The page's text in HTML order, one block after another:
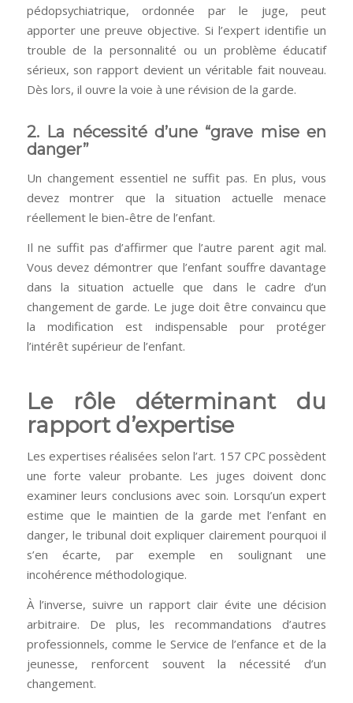
pédopsychiatrique, ordonnée par le juge, peut
apporter une preuve objective. Si l’expert identifie un
trouble de la personnalité ou un problème éducatif
sérieux, son rapport devient un véritable fait nouveau.
Dès lors, il ouvre la voie à une révision de la garde.
2. La nécessité d’une “grave mise en
danger”
Un changement essentiel ne suffit pas. En plus, vous
devez montrer que la situation actuelle menace
réellement le bien-être de l’enfant.
Il ne suffit pas d’affirmer que l’autre parent agit mal.
Vous devez démontrer que l’enfant souffre davantage
dans la situation actuelle que dans le cadre d’un
changement de garde. Le juge doit être convaincu que
la modification est indispensable pour protéger
l’intérêt supérieur de l’enfant.
Le rôle déterminant du
rapport d’expertise
Les expertises réalisées selon l’art. 157 CPC possèdent
une forte valeur probante. Les juges doivent donc
examiner leurs conclusions avec soin. Lorsqu’un expert
estime que le maintien de la garde met l’enfant en
danger, le tribunal doit expliquer clairement pourquoi il
s’en écarte, par exemple en soulignant une
incohérence méthodologique.
À l’inverse, suivre un rapport clair évite une décision
arbitraire. De plus, les recommandations d’autres
professionnels, comme le Service de l’enfance et de la
jeunesse, renforcent souvent la nécessité d’un
changement.